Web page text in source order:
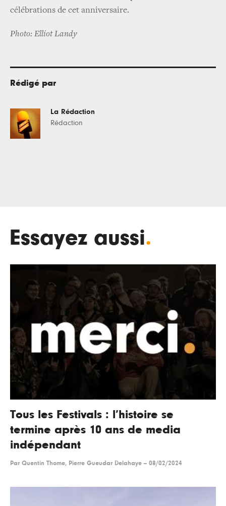
célébrations de cet anniversaire.
Photo: Elliot Landy
Rédigé par
La Rédaction
Rédaction
Essayez aussi.
Tous les Festivals : l’histoire se
termine après 10 ans de media
indépendant
Par Quentin Thome, Pierre Gueudar Delahaye -- 08/02/2024